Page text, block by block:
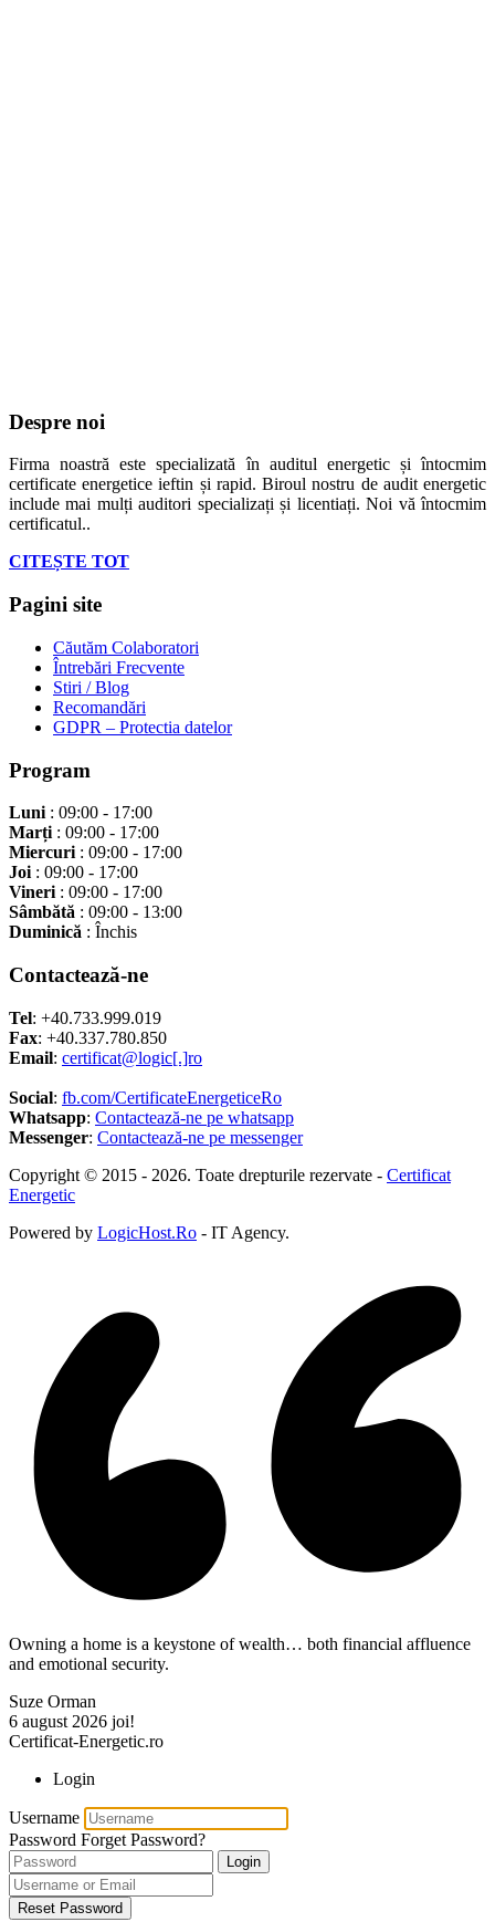
Despre noi
Firma noastră este specializată în auditul energetic și întocmim
certificate energetice ieftin și rapid. Biroul nostru de audit energetic
include mai mulți auditori specializați și licentiați. Noi vă întocmim
certificatul..
CITEȘTE TOT
Pagini site
Căutăm Colaboratori
Întrebări Frecvente
Stiri / Blog
Recomandări
GDPR – Protectia datelor
Program
Luni : 09:00 - 17:00
Marți : 09:00 - 17:00
Miercuri : 09:00 - 17:00
Joi : 09:00 - 17:00
Vineri : 09:00 - 17:00
Sâmbătă : 09:00 - 13:00
Duminică : Închis
Contactează-ne
Tel: +40.733.999.019
Fax: +40.337.780.850
Email: certificat@logic[.]ro
Social: fb.com/CertificateEnergeticeRo
Whatsapp: Contactează-ne pe whatsapp
Messenger: Contactează-ne pe messenger
Copyright © 2015 - 2026. Toate drepturile rezervate - Certificat
Energetic
Powered by LogicHost.Ro - IT Agency.
Owning a home is a keystone of wealth… both financial affluence
and emotional security.
Suze Orman
6 august 2026 joi!
Certificat-Energetic.ro
Login
Username
Password Forget Password?
Login
Reset Password